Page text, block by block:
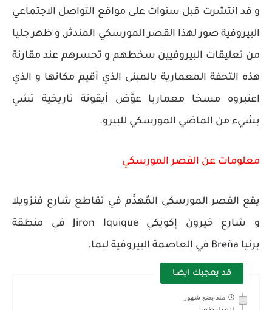
و قد انتشرت قبل سنوات على مواقع التواصل الاجتماعي
البيروفية صور لهذا القصر المورسكي المندثر, و ظهر جليا
من تعليقات البيروفيين سخطهم و تحسرهم عند مقارنة
هذه التحفة المعمارية بالمبنى الذي أقيم مكانها و الذي
اعتبروه مسخا معماريا عوَّض أيقونة تاريخية تشي
بشيء من الماضي المورسكي للبيرو.
معلومات عن القصر المورسكي
يقع القصر المورسكي المُهدَّم في تقاطع شارع فنزويلا
و شارع خيرون إكويكي Jiron Iquique في منطقة
برنيا Breña في العاصمة البيروفية ليما.
قد يعجبك ايضا
منذ بضع شهور